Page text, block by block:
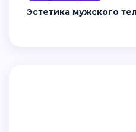
Эстетика мужского